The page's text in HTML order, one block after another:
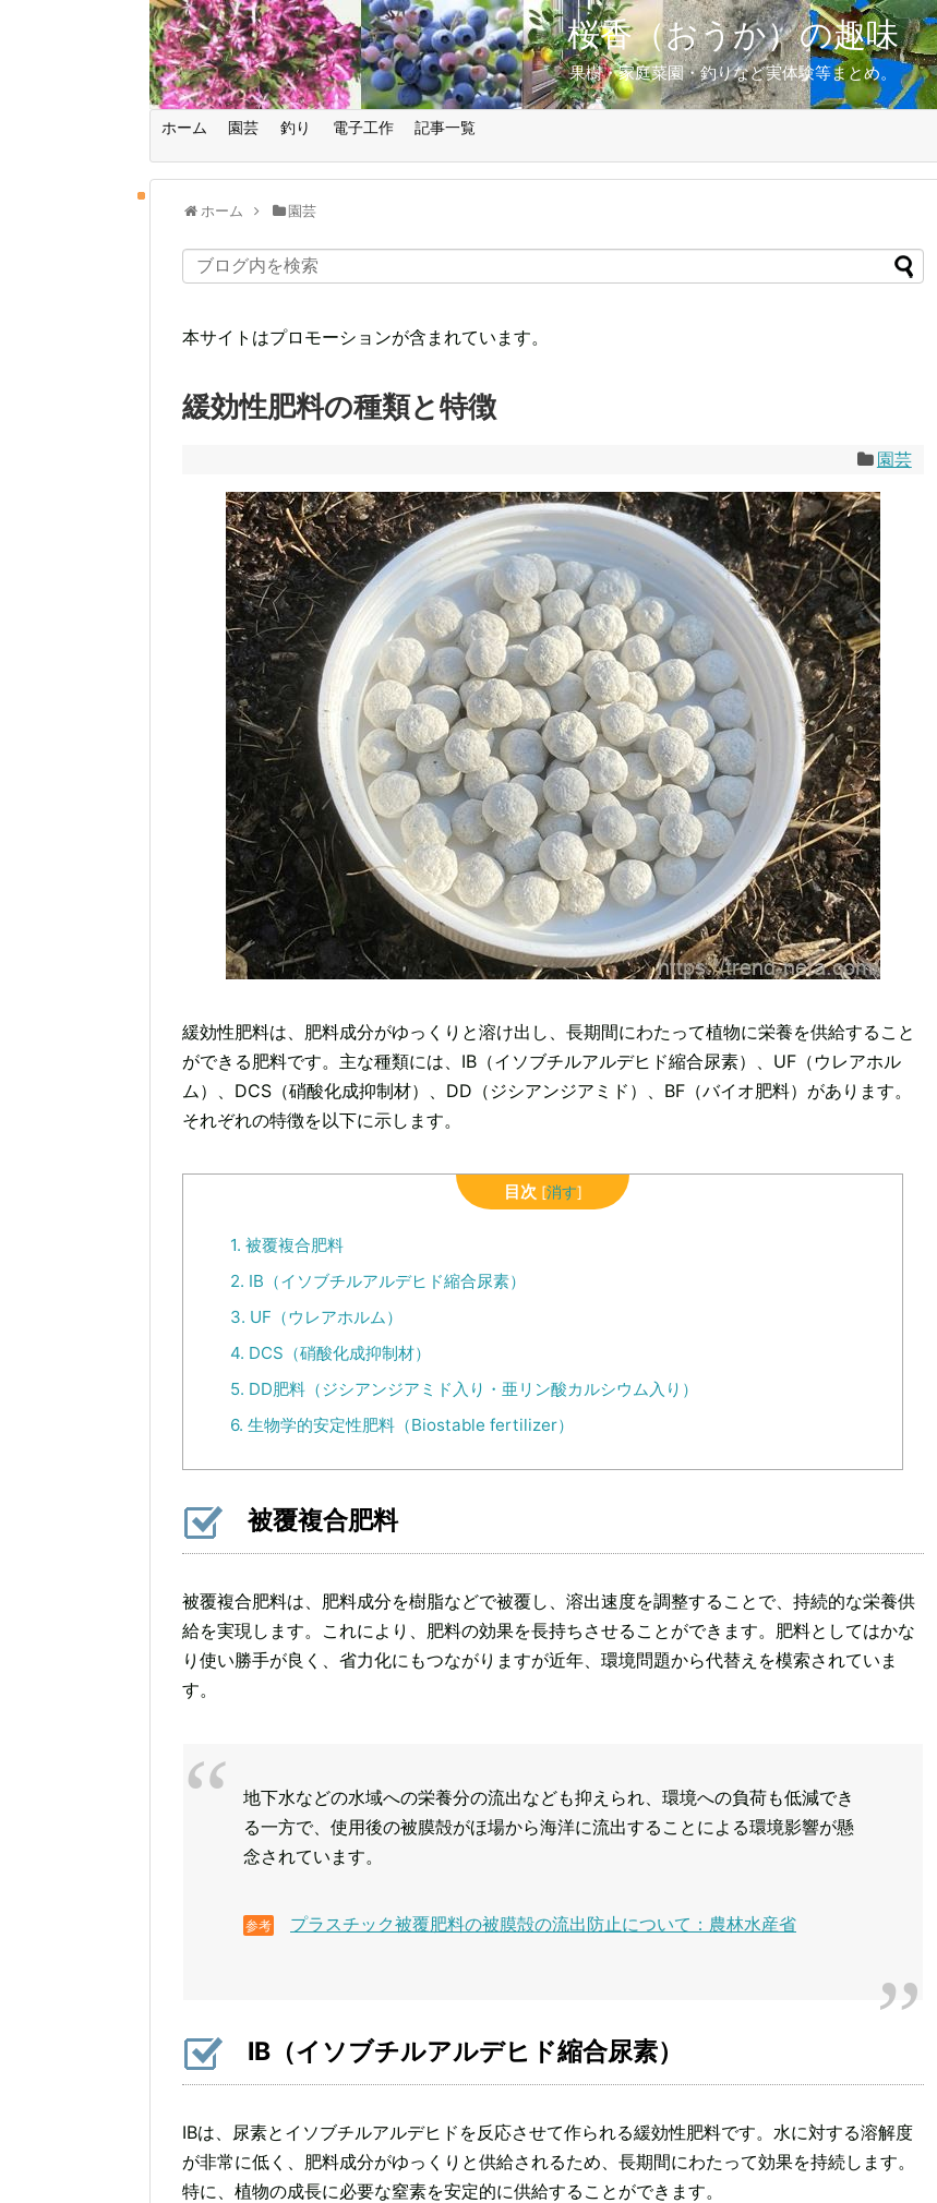
桜香（おうか）の趣味
果樹・家庭菜園・釣りなど実体験等まとめ。
ホーム 園芸 釣り 電子工作 記事一覧
ホーム 園芸
本サイトはプロモーションが含まれています。
緩効性肥料の種類と特徴
園芸
緩効性肥料は、肥料成分がゆっくりと溶け出し、長期間にわたって植物に栄養を供給すること
ができる肥料です。主な種類には、IB（イソブチルアルデヒド縮合尿素）、UF（ウレアホル
ム）、DCS（硝酸化成抑制材）、DD（ジシアンジアミド）、BF（バイオ肥料）があります。
それぞれの特徴を以下に示します。
目次 [消す]
1. 被覆複合肥料
2. IB（イソブチルアルデヒド縮合尿素）
3. UF（ウレアホルム）
4. DCS（硝酸化成抑制材）
5. DD肥料（ジシアンジアミド入り・亜リン酸カルシウム入り）
6. 生物学的安定性肥料（Biostable fertilizer）
被覆複合肥料
被覆複合肥料は、肥料成分を樹脂などで被覆し、溶出速度を調整することで、持続的な栄養供
給を実現します。これにより、肥料の効果を長持ちさせることができます。肥料としてはかな
り使い勝手が良く、省力化にもつながりますが近年、環境問題から代替えを模索されていま
す。
地下水などの水域への栄養分の流出なども抑えられ、環境への負荷も低減でき
る一方で、使用後の被膜殻がほ場から海洋に流出することによる環境影響が懸
念されています。
参考 プラスチック被覆肥料の被膜殻の流出防止について：農林水産省
IB（イソブチルアルデヒド縮合尿素）
IBは、尿素とイソブチルアルデヒドを反応させて作られる緩効性肥料です。水に対する溶解度
が非常に低く、肥料成分がゆっくりと供給されるため、長期間にわたって効果を持続します。
特に、植物の成長に必要な窒素を安定的に供給することができます。